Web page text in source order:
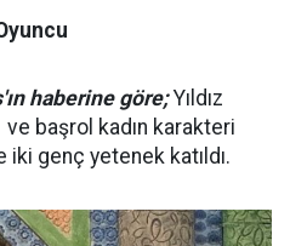
haberine göre;Yıldız
başrol kadın karakteri
genç yetenek katıldı.